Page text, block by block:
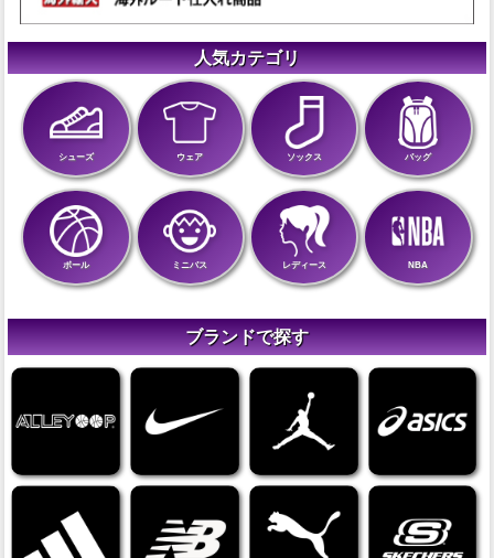
人気カテゴリ
シューズ ウェア ソックス バッグ
ボール ミニバス レディース NBA
ブランドで探す